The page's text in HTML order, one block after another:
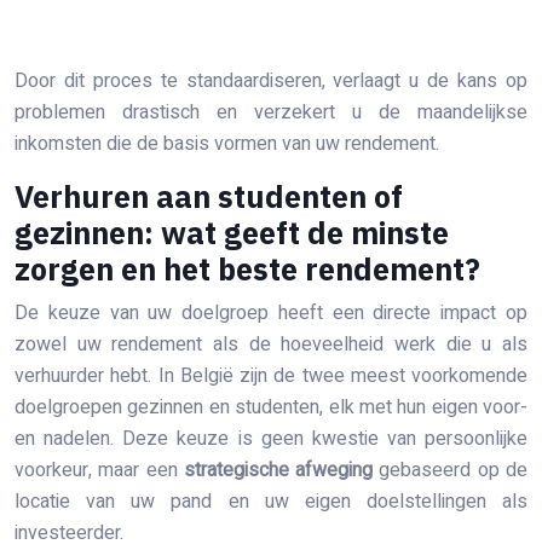
Door dit proces te standaardiseren, verlaagt u de kans op
problemen drastisch en verzekert u de maandelijkse
inkomsten die de basis vormen van uw rendement.
Verhuren aan studenten of
gezinnen: wat geeft de minste
zorgen en het beste rendement?
De keuze van uw doelgroep heeft een directe impact op
zowel uw rendement als de hoeveelheid werk die u als
verhuurder hebt. In België zijn de twee meest voorkomende
doelgroepen gezinnen en studenten, elk met hun eigen voor-
en nadelen. Deze keuze is geen kwestie van persoonlijke
voorkeur, maar een strategische afweging gebaseerd op de
locatie van uw pand en uw eigen doelstellingen als
investeerder.